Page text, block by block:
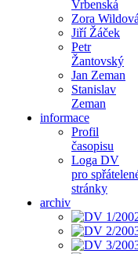
Vrbenská
Zora Wildová
Jiří Žáček
Petr
Žantovský
Jan Zeman
Stanislav
Zeman
informace
Profil
časopisu
Loga DV
pro
stránky
archiv